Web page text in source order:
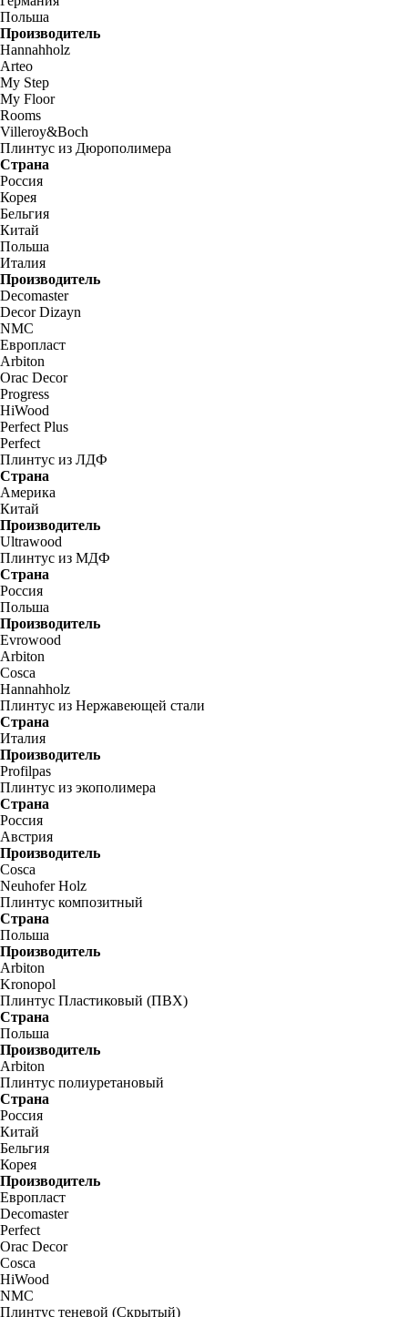
Польша
Производитель
Hannahholz
Arteo
My Step
My Floor
Rooms
Villeroy&Boch
Плинтус из Дюрополимера
Страна
Россия
Корея
Бельгия
Китай
Польша
Италия
Производитель
Decomaster
Decor Dizayn
NMC
Европласт
Arbiton
Orac Decor
Progress
HiWood
Perfect Plus
Perfect
Плинтус из ЛДФ
Страна
Америка
Китай
Производитель
Ultrawood
Плинтус из МДФ
Страна
Россия
Польша
Производитель
Evrowood
Arbiton
Cosca
Hannahholz
Плинтус из Нержавеющей стали
Страна
Италия
Производитель
Profilpas
Плинтус из экополимера
Страна
Россия
Австрия
Производитель
Cosca
Neuhofer Holz
Плинтус композитный
Страна
Польша
Производитель
Arbiton
Kronopol
Плинтус Пластиковый (ПВХ)
Страна
Польша
Производитель
Arbiton
Плинтус полиуретановый
Страна
Россия
Китай
Бельгия
Корея
Производитель
Европласт
Decomaster
Perfect
Orac Decor
Cosca
HiWood
NMC
Плинтус теневой (Скрытый)